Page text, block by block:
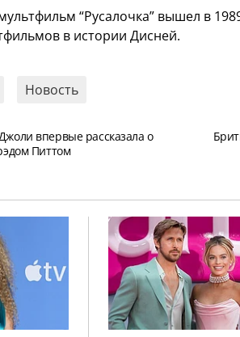
“Русалочка” вышел в
в истории Дисней.
Новость
впервые рассказала о
Питтом